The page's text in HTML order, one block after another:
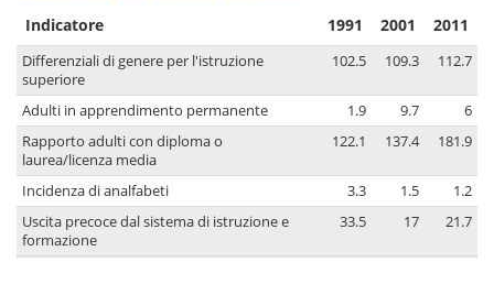
Indicatore 1991 2001 2011
Differenziali di genere per l'istruzione
superiore
102.5 109.3 112.7
Adulti in apprendimento permanente 1.9 9.7
6
Rapporto adulti con diploma o
laurea/licenza media
122.1 137.4 181.9
Incidenza di analfabeti 3.3 1.5
1.2
Uscita precoce dal sistema di istruzione e
formazione
33.5 17 21.7